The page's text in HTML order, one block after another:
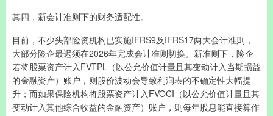
其四，新会计准则下的财务适配性。
目前，不少头部险资机构已实施IFRS9及IFRS17两大会计准则，
大部分险企最迟须在2026年完成会计准则切换。新准则下，险企
若将股票资产计入FVTPL（以公允价值计量且其变动计入当期损益
的金融资产）账户，则股价波动会导致利润表的不确定性大幅提
升；而如果保险机构将股票资产计入FVOCI（以公允价值计量且其
变动计入其他综合收益的金融资产）账户，则每年股息能直接算作